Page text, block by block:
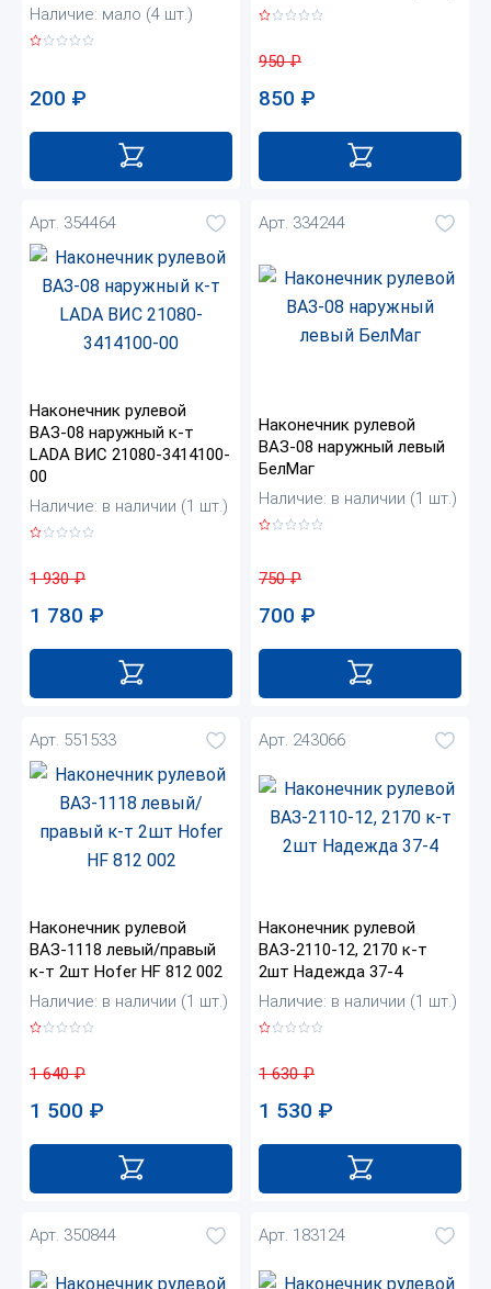
Наличие: мало (4 шт.)
200 ₽
950₽
850 ₽
Арт. 354464
Наконечник рулевой
ВАЗ-08 наружный к-т
LADA ВИС 21080-3414100-
00
Наличие: в наличии (1 шт.)
1 930₽
1 780 ₽
Арт. 334244
Наконечник рулевой
ВАЗ-08 наружный левый
БелМаг
Наличие: в наличии (1 шт.)
750₽
700 ₽
Арт. 551533
Наконечник рулевой
ВАЗ-1118 левый/правый
к-т 2шт Hofer HF 812 002
Наличие: в наличии (1 шт.)
1 640₽
1 500 ₽
Арт. 243066
Наконечник рулевой
ВАЗ-2110-12, 2170 к-т
2шт Надежда 37-4
Наличие: в наличии (1 шт.)
1 630₽
1 530 ₽
Арт. 350844 Арт. 183124